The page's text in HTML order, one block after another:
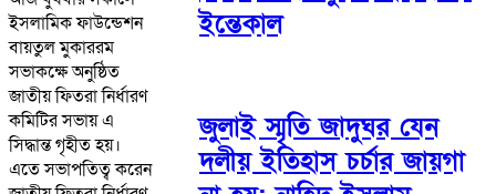
ইসলামিক ফাউন্ডেশন
বায়তুল মুকাররম
সভাকক্ষে অনুষ্ঠিত
জাতীয় ফিতরা নির্ধারণ
কমিটির সভায় এ
সিদ্ধান্ত গৃহীত হয়।
এতে সভাপতিত্ব করেন
ইন্তেকাল
জুলাই স্মৃতি জাদুঘর যেন
দলীয় ইতিহাস চর্চার জায়গা